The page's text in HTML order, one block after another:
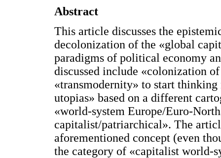
Abstract
This article discusses the
decolonization of the «global
paradigms of political economy
discussed include «colonization
«transmodernity» to start
utopias» based on a different
«world-system Europe/Euro-
capitalist/patriarchical». The
aforementioned concept (even
the category of «capitalist world-